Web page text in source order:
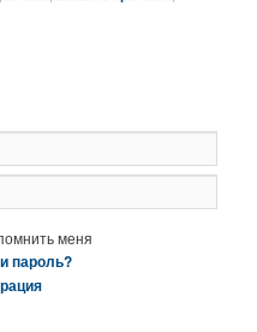
меня
пароль?